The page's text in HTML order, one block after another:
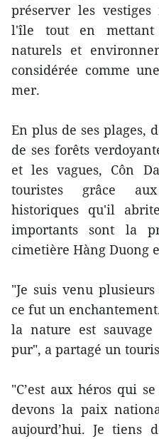
préserver les
l'île tout en
naturels et
considérée comme
mer.
En plus de ses plages,
de ses forêts
et les vagues, Côn
touristes grâce
historiques qu'il
importants sont la
cimetière Hàng Duong
"Je suis venu
ce fut un
la nature est
pur", a partagé un
"C’est aux héros qui
devons la paix
aujourd’hui. Je tiens